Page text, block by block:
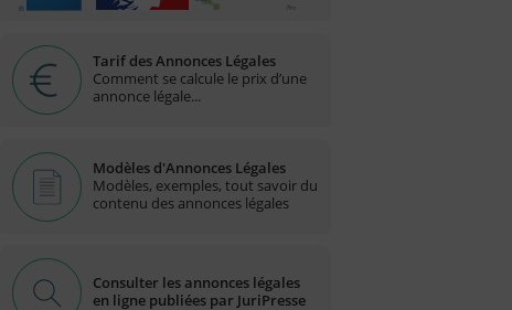
Tarif des Annonces Légales
Comment se calcule le prix d’une
annonce légale...
Modèles d'Annonces Légales
Modèles, exemples, tout savoir du
contenu des annonces légales
Consulter les annonces légales
en ligne publiées par JuriPresse